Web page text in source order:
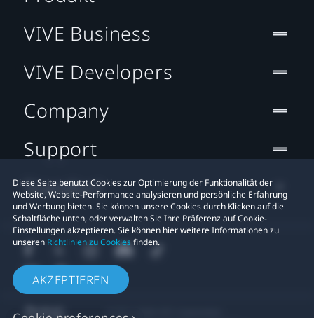
Diese Seite benutzt Cookies zur Optimierung der Funktionalität der
Website, Website-Performance analysieren und persönliche Erfahrung
und Werbung bieten. Sie können unsere Cookies durch Klicken auf die
Schaltfläche unten, oder verwalten Sie Ihre Präferenz auf Cookie-
Einstellungen akzeptieren. Sie können hier weitere Informationen zu
unseren Richtlinien zu Cookiesfinden.
AKZEPTIEREN
VIVE Business
VIVE Developers
Company
Support
Standort
© 2011-2026 HTC Corporation